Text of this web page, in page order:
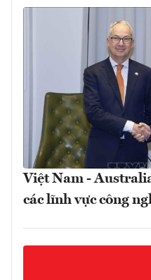
Việt Nam -
các lĩnh vực công